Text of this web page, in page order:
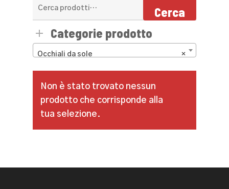
Cerca:
Cerca
Categorie prodotto
×
Occhiali da sole
Non è stato trovato nessun
prodotto che corrisponde alla
tua selezione.